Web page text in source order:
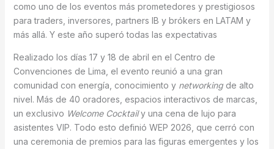
como uno de los eventos más prometedores y prestigiosos
para traders, inversores, partners IB y brókers en LATAM y
más allá. Y este año superó todas las expectativas
Realizado los días 17 y 18 de abril en el Centro de
Convenciones de Lima, el evento reunió a una gran
comunidad con energía, conocimiento y networking de alto
nivel. Más de 40 oradores, espacios interactivos de marcas,
un exclusivo Welcome Cocktaily una cena de lujo para
asistentes VIP. Todo esto definió WEP 2026, que cerró con
una ceremonia de premios para las figuras emergentes y los